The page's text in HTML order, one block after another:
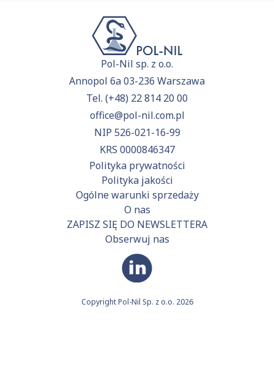
Pol-Nil sp. z o.o.
Annopol 6a 03-236 Warszawa
Tel. (+48) 22 814 20 00
office@pol-nil.com.pl
NIP 526-021-16-99
KRS 0000846347
Polityka prywatności
Polityka jakości
Ogólne warunki sprzedaży
O nas
ZAPISZ SIĘ DO NEWSLETTERA
Obserwuj nas
Copyright Pol-Nil Sp. z o.o. 2026